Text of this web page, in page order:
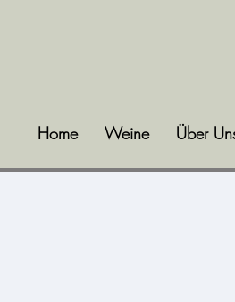
Home Weine Über